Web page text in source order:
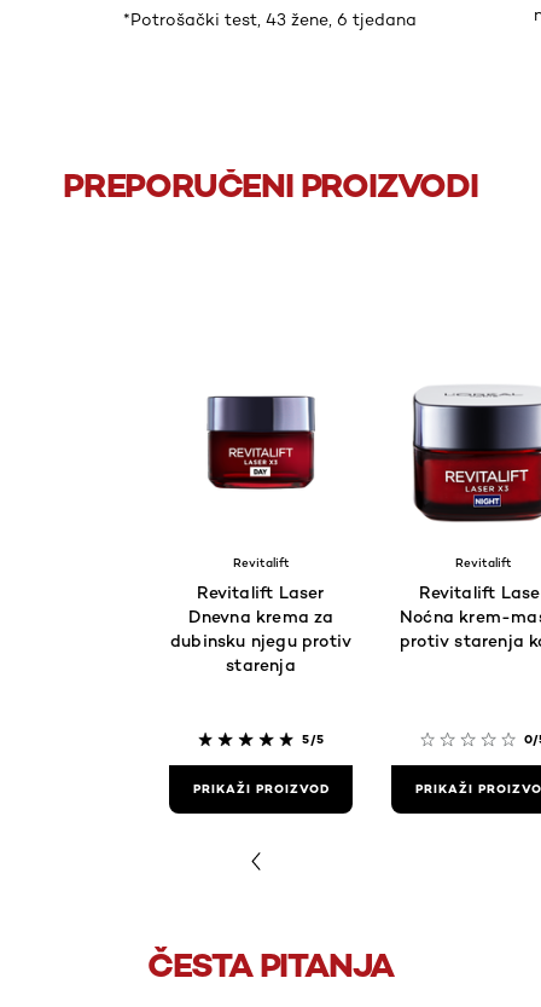
*Potrošački test, 43 žene, 6 tjedana
PREPORUČENI PROIZVODI
Revitalift
Revitalift Laser
Dnevna krema za
dubinsku njegu protiv
starenja
5/5
PRIKAŽI PROIZVOD
Revitalift
Revitalift
Noćna krem-
protiv starenja
0/
PRIKAŽI
ČESTA PITANJA